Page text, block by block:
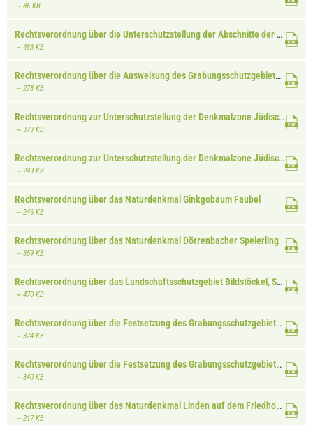
~ 86 KB
Rechtsverordnung über die Unterschutzstellung der Abschnitte der Denkmalzone Albersweilerer Kanal
~ 483 KB
Rechtsverordnung über die Ausweisung des Grabungsschutzgebietes Grabhügelfelder, Herxheim
~ 278 KB
Rechtsverordnung zur Unterschutzstellung der Denkmalzone Jüdische Friedhöfe, Essingen
~ 373 KB
Rechtsverordnung zur Unterschutzstellung der Denkmalzone Jüdischer Friedhof, Annweiler
~ 249 KB
Rechtsverordnung über das Naturdenkmal Ginkgobaum Faubel
~ 246 KB
Rechtsverordnung über das Naturdenkmal Dörrenbacher Speierling
~ 359 KB
Rechtsverordnung über das Landschaftsschutzgebiet Bildstöckel, St. Martin
~ 470 KB
Rechtsverordnung über die Festsetzung des Grabungsschutzgebiets Große Ahlmühle, Rohrbach
~ 374 KB
Rechtsverordnung über die Festsetzung des Grabungsschutzgebiets Hohenberg, Birkweiler und Queichhambach
~ 340 KB
Rechtsverordnung über das Naturdenkmal Linden auf dem Friedhof Insheim
~ 217 KB